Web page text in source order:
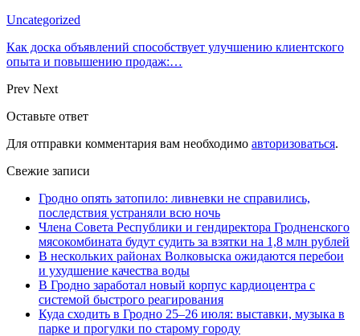
Uncategorized
Как доска объявлений способствует улучшению клиентского
опыта и повышению продаж:…
Prev Next
Оставьте ответ
Для отправки комментария вам необходимо авторизоваться.
Свежие записи
Гродно опять затопило: ливневки не справились,
последствия устраняли всю ночь
Члена Совета Республики и гендиректора Гродненского
мясокомбината будут судить за взятки на 1,8 млн рублей
В нескольких районах Волковыска ожидаются перебои
и ухудшение качества воды
В Гродно заработал новый корпус кардиоцентра с
системой быстрого реагирования
Куда сходить в Гродно 25–26 июля: выставки, музыка в
парке и прогулки по старому городу